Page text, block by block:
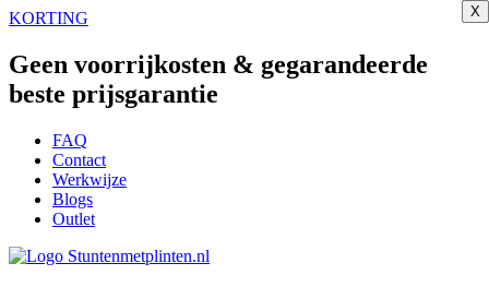
Ga
de
inhoud
KORTING
Geen voorrijkosten & gegarandeerde
beste prijsgarantie
FAQ
Contact
Werkwijze
Blogs
Outlet
X
X
X
X
X
X
X
X
X